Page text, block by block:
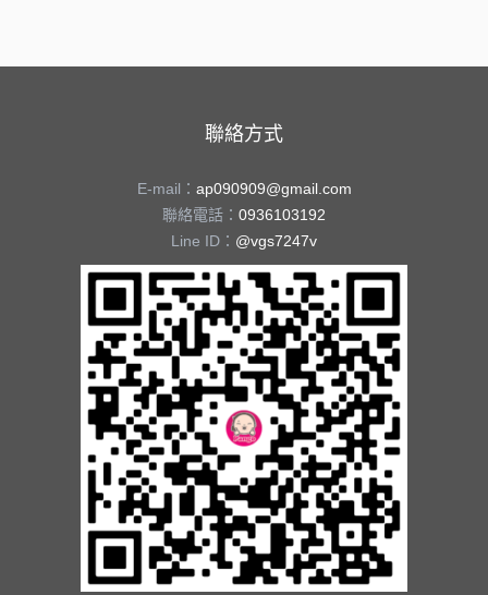
聯絡方式
E-mail： ap090909@gmail.com
聯絡電話： 0936103192
Line ID： @vgs7247v